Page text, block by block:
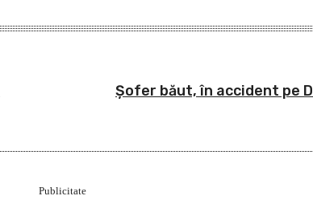
Șofer băut, în accident pe
Publicitate